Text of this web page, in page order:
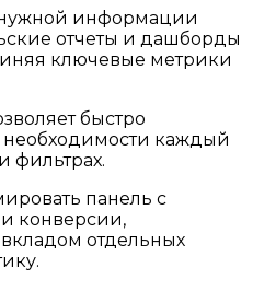
нужной информации
отчеты и дашборды
ключевые метрики
быстро
необходимости каждый
фильтрах.
панель с
конверсии,
отдельных